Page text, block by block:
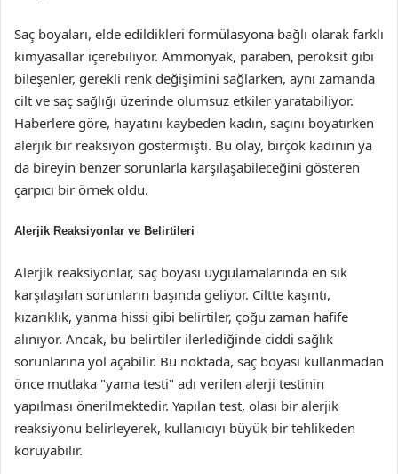
Saç boyaları, elde edildikleri formülasyona bağlı olarak farklı
kimyasallar içerebiliyor. Ammonyak, paraben, peroksit gibi
bileşenler, gerekli renk değişimini sağlarken, aynı zamanda
cilt ve saç sağlığı üzerinde olumsuz etkiler yaratabiliyor.
Haberlere göre, hayatını kaybeden kadın, saçını boyatırken
alerjik bir reaksiyon göstermişti. Bu olay, birçok kadının ya
da bireyin benzer sorunlarla karşılaşabileceğini gösteren
çarpıcı bir örnek oldu.
Alerjik Reaksiyonlar ve Belirtileri
Alerjik reaksiyonlar, saç boyası uygulamalarında en sık
karşılaşılan sorunların başında geliyor. Ciltte kaşıntı,
kızarıklık, yanma hissi gibi belirtiler, çoğu zaman hafife
alınıyor. Ancak, bu belirtiler ilerlediğinde ciddi sağlık
sorunlarına yol açabilir. Bu noktada, saç boyası kullanmadan
önce mutlaka "yama testi" adı verilen alerji testinin
yapılması önerilmektedir. Yapılan test, olası bir alerjik
reaksiyonu belirleyerek, kullanıcıyı büyük bir tehlikeden
koruyabilir.